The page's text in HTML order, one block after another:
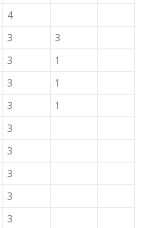
4
3
3
3
1
3
1
3
1
3
3
3
3
3